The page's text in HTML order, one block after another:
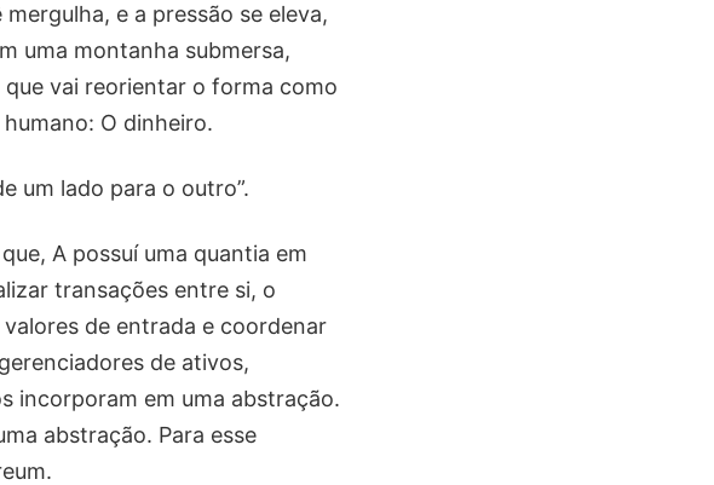
e a pressão se eleva,
uma montanha submersa,
vai reorientar o forma como
O dinheiro.
um lado para o outro”.
A possuí uma quantia em
transações entre si, o
de entrada e coordenar
de ativos,
incorporam em uma abstração.
abstração. Para esse